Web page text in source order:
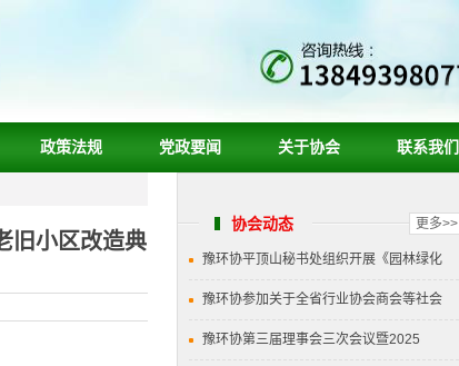
政策法规 党政要闻 关于协会 联系我们
更多>>
协会动态
豫环协平顶山秘书处组织开展《园林绿化
豫环协参加关于全省行业协会商会等社会
豫环协第三届理事会三次会议暨2025
旧小区改造典